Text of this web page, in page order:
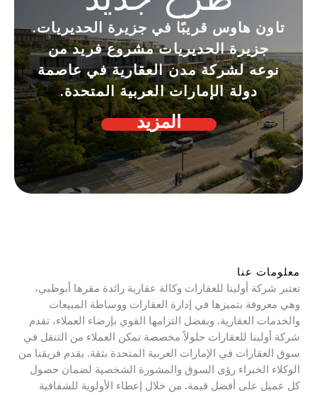
تاون هاوس قريبًا في جزيرة الحديريات.
جزيرة الحديريات مشروع فريد من
نوعه لشركة مدن العقارية في عاصمة
دولة الإمارات العربية المتحدة.
المزيد
معلومات عنا
تعتبر شركة أولينا للعقارات وكالة عقارية رائدة مقرها أبوظبي،
وهي معروفة بتميزها في إدارة العقارات ووساطة المبيعات
والخدمات العقارية. وبفضل التزامها القوي بإرضاء العملاء، تقدم
شركة أولينا للعقارات حلولاً مخصصة تمكن العملاء من التنقل في
سوق العقارات في الإمارات العربية المتحدة بثقة. يقدم فريقنا من
الوكلاء الخبراء رؤى السوق والمشورة الشخصية لضمان حصول
كل عميل على أفضل قيمة. من خلال إعطاء الأولوية للشفافية